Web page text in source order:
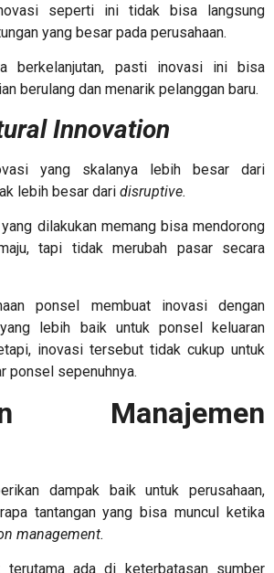
seperti ini tidak bisa langsung
yang besar pada perusahaan.
berkelanjutan, pasti inovasi ini bisa
berulang dan menarik pelanggan baru.
Innovation
yang skalanya lebih besar dari
lebih besar dari disruptive.
dilakukan memang bisa mendorong
tapi tidak merubah pasar secara
ponsel membuat inovasi dengan
yang lebih baik untuk ponsel keluaran
inovasi tersebut tidak cukup untuk
ponsel sepenuhnya.
Manajemen
dampak baik untuk perusahaan,
tantangan yang bisa muncul ketika
management.
terutama ada di keterbatasan sumber